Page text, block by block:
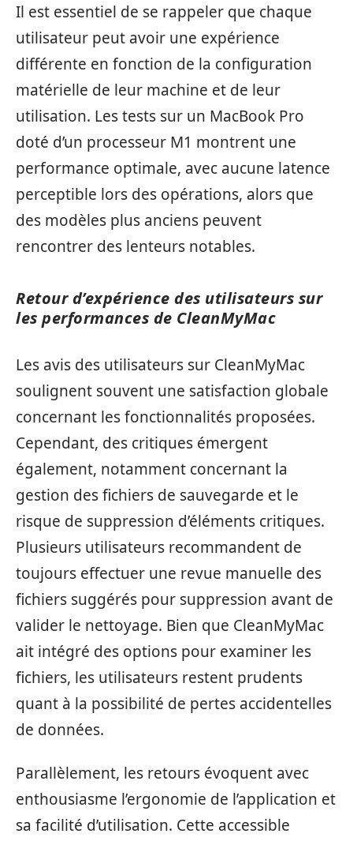
Il est essentiel de se rappeler que chaque
utilisateur peut avoir une expérience
différente en fonction de la configuration
matérielle de leur machine et de leur
utilisation. Les tests sur un MacBook Pro
doté d’un processeur M1 montrent une
performance optimale, avec aucune latence
perceptible lors des opérations, alors que
des modèles plus anciens peuvent
rencontrer des lenteurs notables.
Retour d’expérience des utilisateurs sur
les performances de CleanMyMac
Les avis des utilisateurs sur CleanMyMac
soulignent souvent une satisfaction globale
concernant les fonctionnalités proposées.
Cependant, des critiques émergent
également, notamment concernant la
gestion des fichiers de sauvegarde et le
risque de suppression d’éléments critiques.
Plusieurs utilisateurs recommandent de
toujours effectuer une revue manuelle des
fichiers suggérés pour suppression avant de
valider le nettoyage. Bien que CleanMyMac
ait intégré des options pour examiner les
fichiers, les utilisateurs restent prudents
quant à la possibilité de pertes accidentelles
de données.
Parallèlement, les retours évoquent avec
enthousiasme l’ergonomie de l’application et
sa facilité d’utilisation. Cette accessible